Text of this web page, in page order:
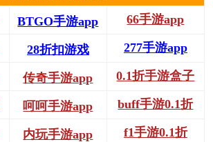
BTGO手游app 66手游app
28折扣游戏 277手游app
传奇手游app 0.1折手游盒子
呵呵手游app buff手游0.1折
内玩手游app f1手游0.1折